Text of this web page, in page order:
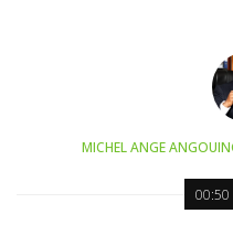
00:50
MICHEL ANGE